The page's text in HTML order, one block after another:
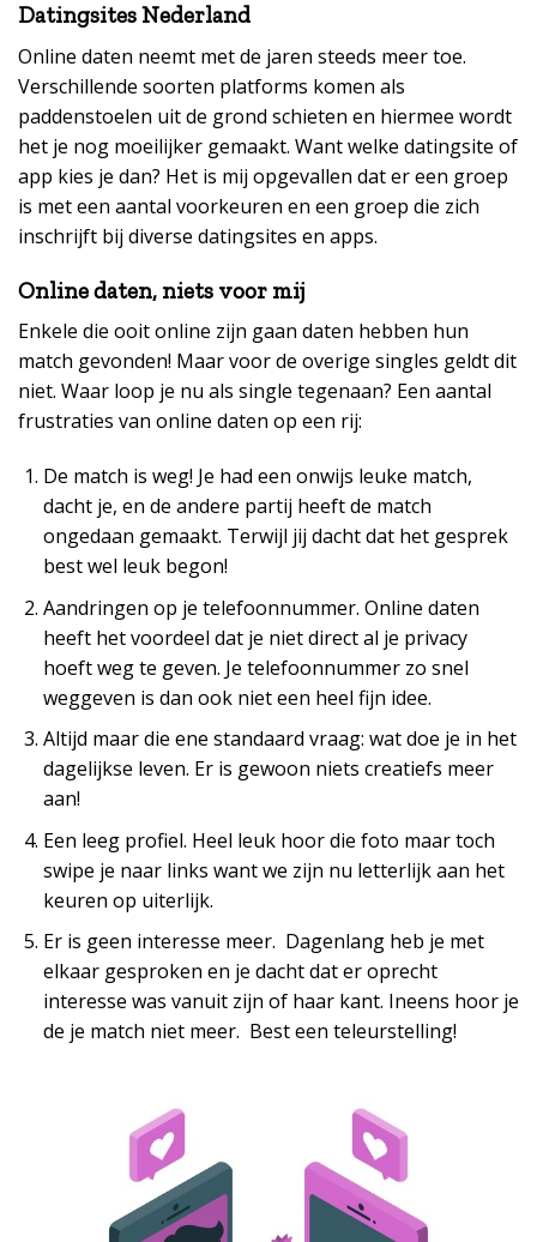
Datingsites Nederland
Online daten neemt met de jaren steeds meer toe.
Verschillende soorten platforms komen als
paddenstoelen uit de grond schieten en hiermee wordt
het je nog moeilijker gemaakt. Want welke datingsite of
app kies je dan? Het is mij opgevallen dat er een groep
is met een aantal voorkeuren en een groep die zich
inschrijft bij diverse datingsites en apps.
Online daten, niets voor mij
Enkele die ooit online zijn gaan daten hebben hun
match gevonden! Maar voor de overige singles geldt dit
niet. Waar loop je nu als single tegenaan? Een aantal
frustraties van online daten op een rij:
De match is weg! Je had een onwijs leuke match,
dacht je, en de andere partij heeft de match
ongedaan gemaakt. Terwijl jij dacht dat het gesprek
best wel leuk begon!
Aandringen op je telefoonnummer. Online daten
heeft het voordeel dat je niet direct al je privacy
hoeft weg te geven. Je telefoonnummer zo snel
weggeven is dan ook niet een heel fijn idee.
Altijd maar die ene standaard vraag: wat doe je in het
dagelijkse leven. Er is gewoon niets creatiefs meer
aan!
Een leeg profiel. Heel leuk hoor die foto maar toch
swipe je naar links want we zijn nu letterlijk aan het
keuren op uiterlijk.
Er is geen interesse meer. Dagenlang heb je met
elkaar gesproken en je dacht dat er oprecht
interesse was vanuit zijn of haar kant. Ineens hoor je
de je match niet meer. Best een teleurstelling!